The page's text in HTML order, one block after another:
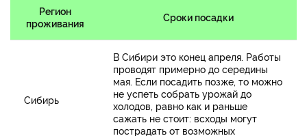
Регион
проживания
Сроки посадки
Сибирь
В Сибири это конец апреля. Работы
проводят примерно до середины
мая. Если посадить позже, то можно
не успеть собрать урожай до
холодов, равно как и раньше
сажать не стоит: всходы могут
пострадать от возможных